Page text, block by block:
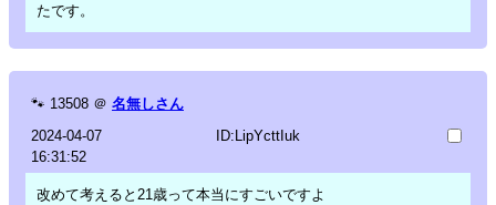
たです。
🐾 13508 ＠ 名無しさん
2024-04-07
16:31:52
ID:LipYcttIuk
改めて考えると21歳って本当にすごいですよ